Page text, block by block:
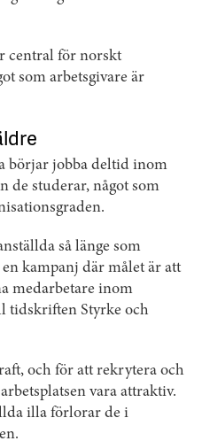
central för norskt
som arbetsgivare är
börjar jobba deltid inom
de studerar, något som
så länge som
kampanj där målet är att
medarbetare inom
tidskriften Styrke och
och för att rekrytera och
vara attraktiv.
illa förlorar de i